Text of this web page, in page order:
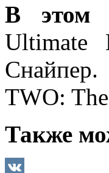
В этом
Ultimate
TWO:
Также